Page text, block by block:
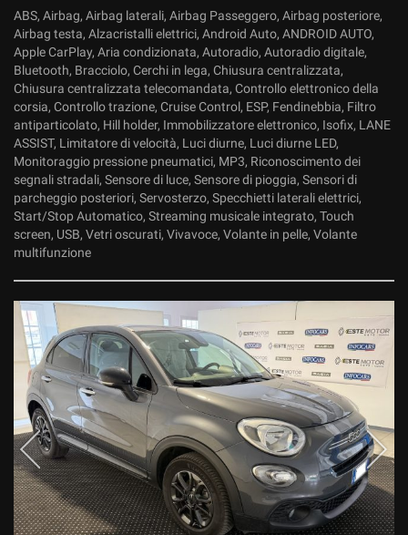
ABS, Airbag, Airbag laterali, Airbag Passeggero, Airbag posteriore,
Airbag testa, Alzacristalli elettrici, Android Auto, ANDROID AUTO,
Apple CarPlay, Aria condizionata, Autoradio, Autoradio digitale,
Bluetooth, Bracciolo, Cerchi in lega, Chiusura centralizzata,
Chiusura centralizzata telecomandata, Controllo elettronico della
corsia, Controllo trazione, Cruise Control, ESP, Fendinebbia, Filtro
antiparticolato, Hill holder, Immobilizzatore elettronico, Isofix, LANE
ASSIST, Limitatore di velocità, Luci diurne, Luci diurne LED,
Monitoraggio pressione pneumatici, MP3, Riconoscimento dei
segnali stradali, Sensore di luce, Sensore di pioggia, Sensori di
parcheggio posteriori, Servosterzo, Specchietti laterali elettrici,
Start/Stop Automatico, Streaming musicale integrato, Touch
screen, USB, Vetri oscurati, Vivavoce, Volante in pelle, Volante
multifunzione